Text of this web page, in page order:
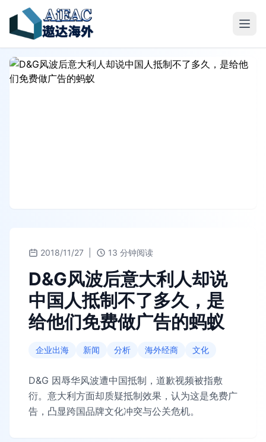
2018/11/27 13 分钟阅读
D&G风波后意大利人却说
中国人抵制不了多久，是
给他们免费做广告的蚂蚁
企业出海 新闻 分析 海外经商 文化
D&G 因辱华风波遭中国抵制，道歉视频被指敷
衍。意大利方面却质疑抵制效果，认为这是免费广
告，凸显跨国品牌文化冲突与公关危机。